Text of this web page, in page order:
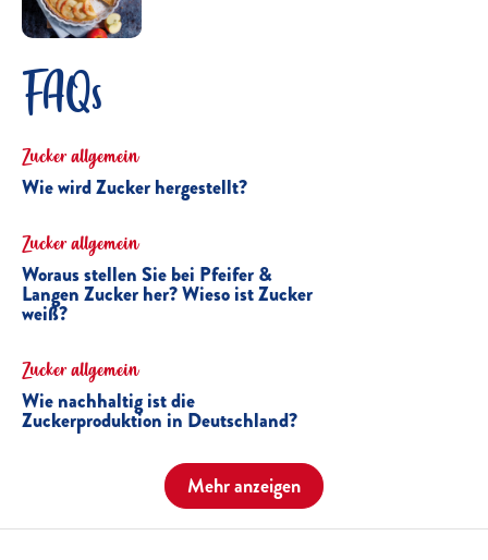
FAQs
Zucker allgemein
Wie wird Zucker hergestellt?
Zucker allgemein
Woraus stellen Sie bei Pfeifer &
Langen Zucker her? Wieso ist Zucker
weiß?
Zucker allgemein
Wie nachhaltig ist die
Zuckerproduktion in Deutschland?
Mehr anzeigen